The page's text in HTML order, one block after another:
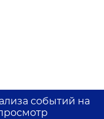
событий на